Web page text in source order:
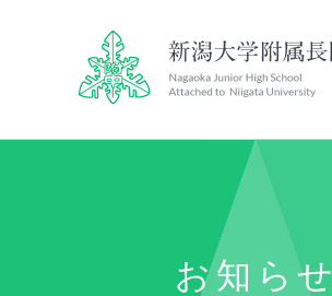
お知らせ